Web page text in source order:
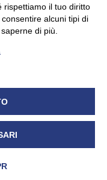
i.v.
rispettiamo il tuo diritto
alcuni tipi di
di più.